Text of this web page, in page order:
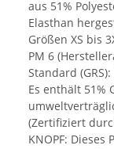
aus 51%
Elasthan
Größen XS bis
PM 6
Standard
Es enthält 51%
(Zertifiziert
KNOPF: